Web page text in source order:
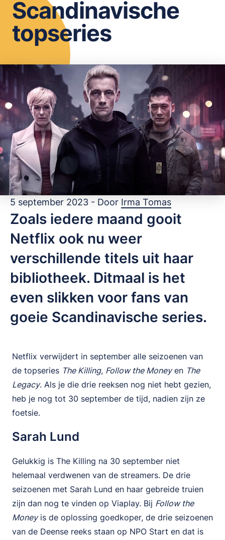
OPSLAAN
Scandinavische
topseries
5 september 2023 - Door Irma Tomas
Zoals iedere maand gooit
Netflix ook nu weer
verschillende titels uit haar
bibliotheek. Ditmaal is het
even slikken voor fans van
goeie Scandinavische series.
Netflix verwijdert in september alle seizoenen van
de topseries The Killing, Follow the Moneyen The
Legacy. Als je die drie reeksen nog niet hebt gezien,
heb je nog tot 30 september de tijd, nadien zijn ze
foetsie.
Sarah Lund
Gelukkig is The Killing na 30 september niet
helemaal verdwenen van de streamers. De drie
seizoenen met Sarah Lund en haar gebreide truien
zijn dan nog te vinden op Viaplay. Bij Follow the
Moneyis de oplossing goedkoper, de drie seizoenen
van de Deense reeks staan op NPO Start en dat is